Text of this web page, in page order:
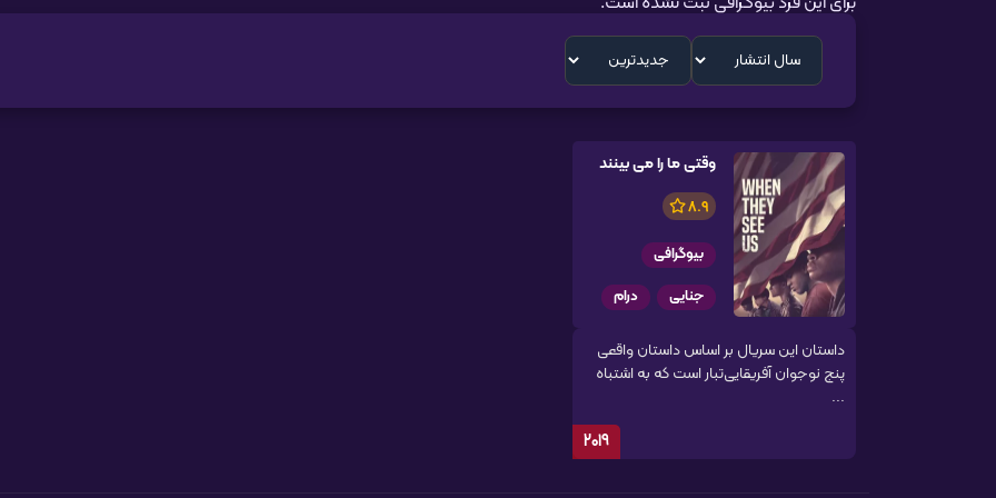
وقتی ما را می بینند
8.9
بیوگرافی
جنایی
درام
داستان این سریال بر اساس داستان واقعی
پنج نوجوان آفریقایی‌تبار است که به اشتباه
...
2019